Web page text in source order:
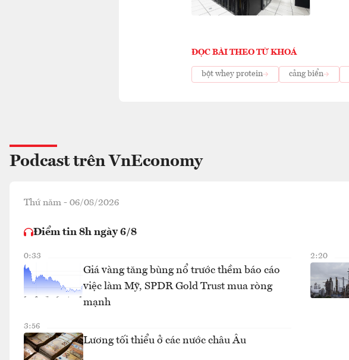
ĐỌC BÀI THEO TỪ KHOÁ
bột whey protein cảng biển
Podcast trên VnEconomy
Thứ năm - 06/08/2026
Điểm tin 8h ngày 6/8
0:33
Giá vàng tăng bùng nổ trước thềm báo cáo
việc làm Mỹ, SPDR Gold Trust mua ròng
mạnh
2:20
3:56
Lương tối thiểu ở các nước châu Âu